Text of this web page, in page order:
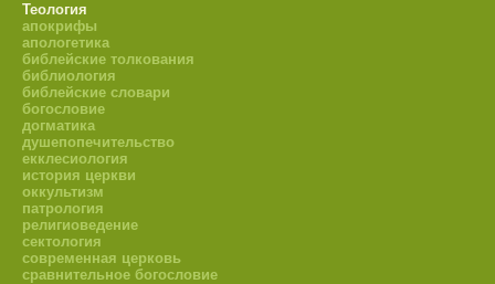
Теология
апокрифы
апологетика
библейские толкования
библиология
библейские словари
богословие
догматика
душепопечительство
екклесиология
история церкви
оккультизм
патрология
религиоведение
сектология
современная церковь
сравнительное богословие